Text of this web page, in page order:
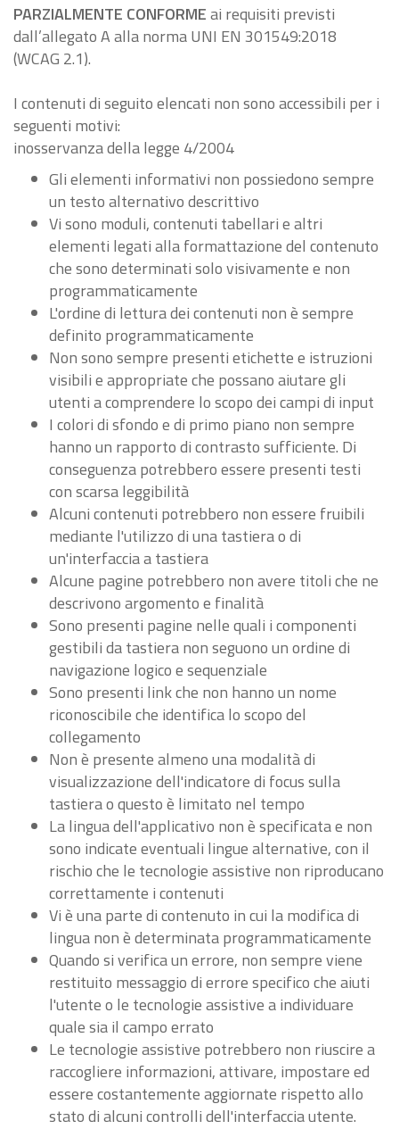
PARZIALMENTE CONFORMEai requisiti previsti
dall’allegato A alla norma UNI EN 301549:2018
(WCAG 2.1).
I contenuti di seguito elencati non sono accessibili per i
seguenti motivi:
inosservanza della legge 4/2004
Gli elementi informativi non possiedono sempre
un testo alternativo descrittivo
Vi sono moduli, contenuti tabellari e altri
elementi legati alla formattazione del contenuto
che sono determinati solo visivamente e non
programmaticamente
L'ordine di lettura dei contenuti non è sempre
definito programmaticamente
Non sono sempre presenti etichette e istruzioni
visibili e appropriate che possano aiutare gli
utenti a comprendere lo scopo dei campi di input
I colori di sfondo e di primo piano non sempre
hanno un rapporto di contrasto sufficiente. Di
conseguenza potrebbero essere presenti testi
con scarsa leggibilità
Alcuni contenuti potrebbero non essere fruibili
mediante l'utilizzo di una tastiera o di
un'interfaccia a tastiera
Alcune pagine potrebbero non avere titoli che ne
descrivono argomento e finalità
Sono presenti pagine nelle quali i componenti
gestibili da tastiera non seguono un ordine di
navigazione logico e sequenziale
Sono presenti link che non hanno un nome
riconoscibile che identifica lo scopo del
collegamento
Non è presente almeno una modalità di
visualizzazione dell'indicatore di focus sulla
tastiera o questo è limitato nel tempo
La lingua dell'applicativo non è specificata e non
sono indicate eventuali lingue alternative, con il
rischio che le tecnologie assistive non riproducano
correttamente i contenuti
Vi è una parte di contenuto in cui la modifica di
lingua non è determinata programmaticamente
Quando si verifica un errore, non sempre viene
restituito messaggio di errore specifico che aiuti
l'utente o le tecnologie assistive a individuare
quale sia il campo errato
Le tecnologie assistive potrebbero non riuscire a
raccogliere informazioni, attivare, impostare ed
essere costantemente aggiornate rispetto allo
stato di alcuni controlli dell'interfaccia utente.